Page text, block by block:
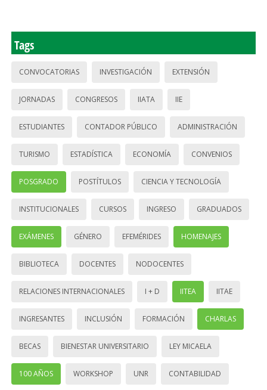
Tags
CONVOCATORIAS INVESTIGACIÓN EXTENSIÓN
JORNADAS CONGRESOS IIATA IIE
ESTUDIANTES CONTADOR PÚBLICO ADMINISTRACIÓN
TURISMO ESTADÍSTICA ECONOMÍA CONVENIOS
POSGRADO POSTÍTULOS CIENCIA Y TECNOLOGÍA
INSTITUCIONALES CURSOS INGRESO GRADUADOS
EXÁMENES GÉNERO EFEMÉRIDES HOMENAJES
BIBLIOTECA DOCENTES NODOCENTES
RELACIONES INTERNACIONALES I + D IITEA IITAE
INGRESANTES INCLUSIÓN FORMACIÓN CHARLAS
BECAS BIENESTAR UNIVERSITARIO LEY MICAELA
100 AÑOS WORKSHOP UNR CONTABILIDAD